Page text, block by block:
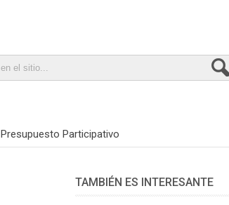
Presupuesto Participativo
TAMBIÉN ES INTERESANTE